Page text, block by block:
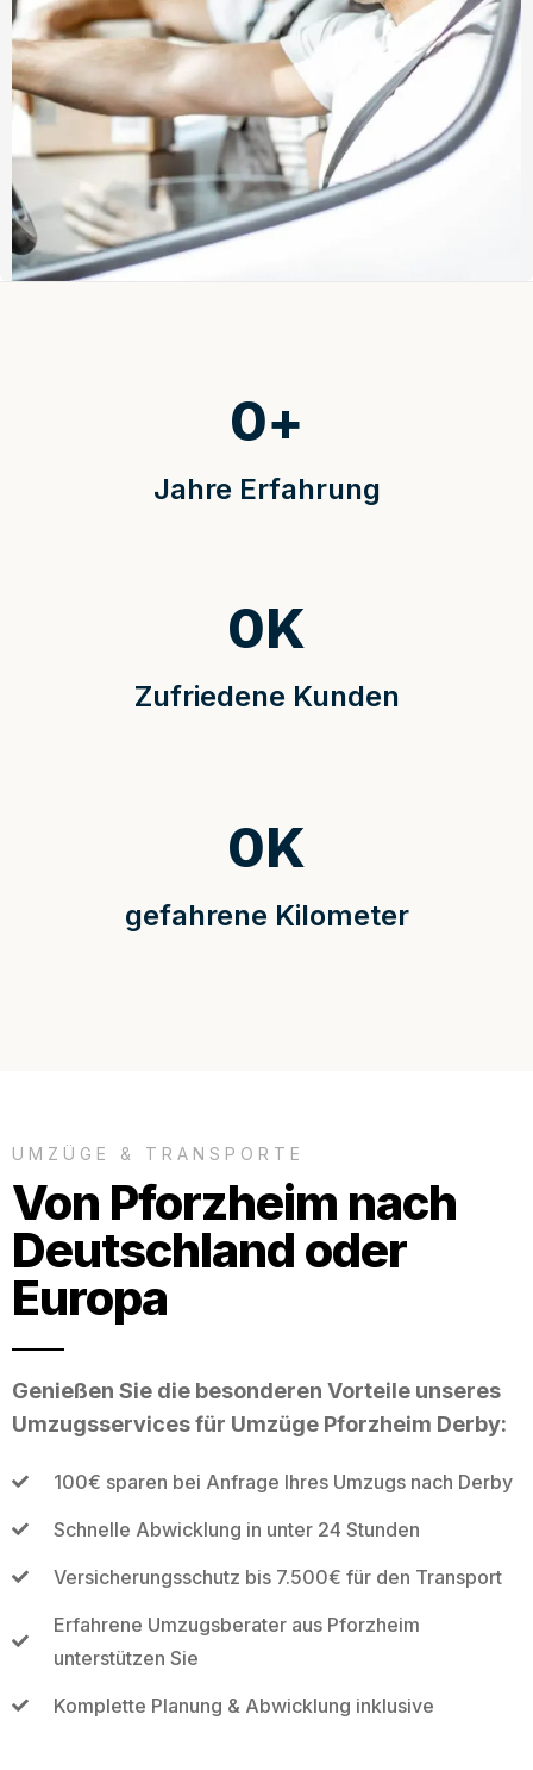
Jahre Erfahrung
0+
Zufriedene Kunden
0K
gefahrene Kilometer
0K
UMZÜGE & TRANSPORTE
Von Pforzheim nach
Deutschland oder
Europa
Genießen Sie die besonderen Vorteile unseres
Umzugsservices für Umzüge Pforzheim Derby:
100€ sparen bei Anfrage Ihres Umzugs nach Derby
Schnelle Abwicklung in unter 24 Stunden
Versicherungsschutz bis 7.500€ für den Transport
Erfahrene Umzugsberater aus Pforzheim
unterstützen Sie
Komplette Planung & Abwicklung inklusive